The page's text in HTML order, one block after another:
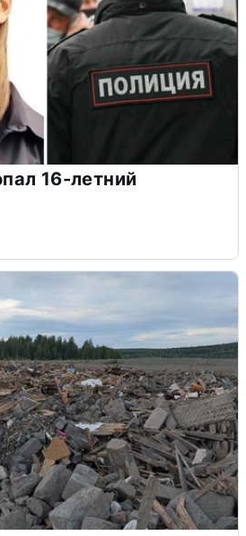
16-летний